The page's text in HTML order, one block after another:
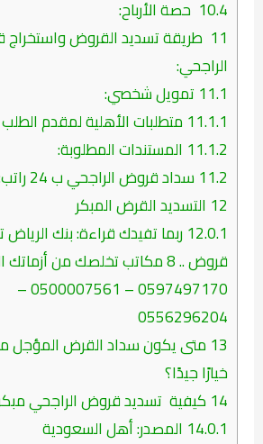
10.4 حصة الأرباح:
11 طريقة تسديد القروض
الراجحي:
11.1 تمويل شخصي:
11.1.1 متطلبات الأهلية لمقدم الطلب
11.1.2 المستندات المطلوبة:
11.2 سداد قروض الراجحي ب 24 راتب:
12 التسديد القرض المبكر
12.0.1 ربما تفيدك قراءة: بنك
قروض .. 8 مكاتب تخلصك من أزماتك
0597497170 – 0500007561 –
0556296204
13 متى يكون سداد القرض المؤجل
خيارًا جيدًا؟
14 كيفية تسديد قروض الراجحي
14.0.1 المصدر: أهل السعودية